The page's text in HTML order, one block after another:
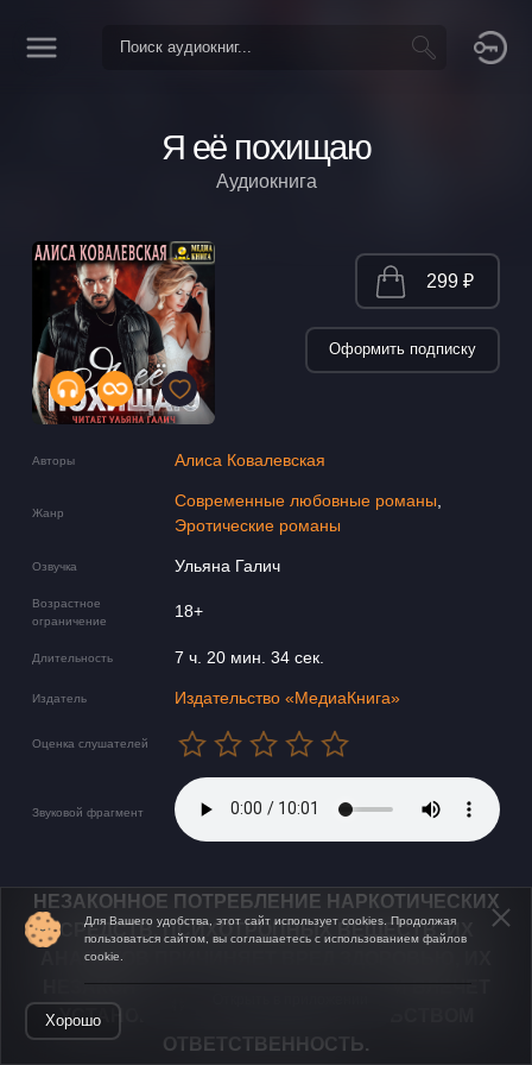
Я её похищаю
Аудиокнига
Авторы Алиса Ковалевская
Жанр
Современные любовные романы
Эротические романы
Озвучка Ульяна Галич
Возрастное
ограничение
18+
Длительность 7 ч. 20 мин. 34 сек.
Издатель Издательство «МедиаКнига»
Оценка слушателей
Звуковой фрагмент
299 ₽
Оформить подписку
НЕЗАКОННОЕ ПОТРЕБЛЕНИЕ НАРКОТИЧЕСКИХ
СРЕДСТВ, ПСИХОТРОПНЫХ ВЕЩЕСТВ, ИХ
АНАЛОГОВ ПРИЧИНЯЕТ ВРЕД ЗДОРОВЬЮ, ИХ
НЕЗАКОННЫЙ ОБОРОТ ЗАПРЕЩЁН И ВЛЕЧЕТ
УСТАНОВЛЕННУЮ ЗАКОНОДАТЕЛЬСТВОМ
ОТВЕТСТВЕННОСТЬ.
Для Вашего удобства, этот сайт использует cookies. Продолжая
пользоваться сайтом, вы соглашаетесь с использованием файлов
cookie.
Хорошо